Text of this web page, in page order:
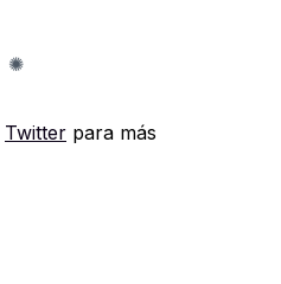
Twitter para más